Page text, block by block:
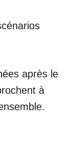
après le
à